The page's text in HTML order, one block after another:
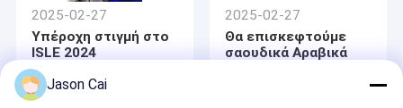
2025-02-27
Υπέροχη στιγμή στο
ISLE 2024
2025-02-27
Θα επισκεφτούμε
σαουδικά Αραβικά
Jason Cai